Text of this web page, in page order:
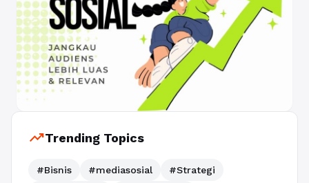
trending_upTrending Topics
#Bisnis #mediasosial
#Strategi